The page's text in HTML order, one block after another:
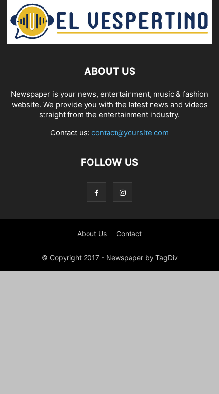
ABOUT US
Newspaper is your news, entertainment, music & fashion
website. We provide you with the latest news and videos
straight from the entertainment industry.
Contact us: contact@yoursite.com
FOLLOW US
About Us Contact
© Copyright 2017 - Newspaper by TagDiv